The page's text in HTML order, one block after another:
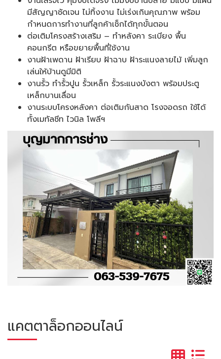
มีสัญญาชัดเจน ไม่ทิ้งงาน ไม่เร่งเกินคุณภาพ พร้อม
กำหนดการทำงานที่ลูกค้าเช็กได้ทุกขั้นตอน
ต่อเติมโครงสร้างเสริม – ทำหลังคา ระเบียง พื้น
คอนกรีต หรือขยายพื้นที่ใช้งาน
งานฝ้าเพดาน ฝ้าเรียบ ฝ้าฉาบ ฝ้าระแนงลายไม้ เพิ่มลูก
เล่นให้บ้านดูมีมิติ
งานรั้ว ทำรั้วปูน รั้วเหล็ก รั้วระแนงบังตา พร้อมประตู
เหล็กบานเลื่อน
งานระบบโครงหลังคา ต่อเติมกันสาด โรงจอดรถ ใช้ได้
ทั้งเมทัลชีท ไวนิล โพลีฯ
แคตตาล็อกออนไลน์